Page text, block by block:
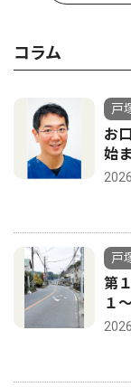
コラム
戸
お
始
戸
第
１